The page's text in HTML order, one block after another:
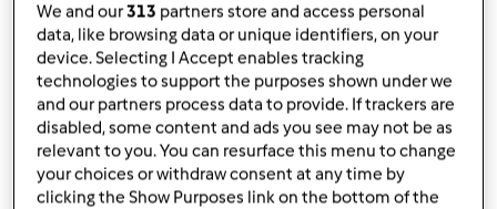
przezakunia
opublikowany: 23/12/12
zmieniono dnia: 27/12/12
Dodaj do moich kolekcji
podziel się przepisem
Stwórz wariant
We and our313 partners store and access personal
data, like browsing data or unique identifiers, on your
device. Selecting I Accept enables tracking
technologies to support the purposes shown under we
and our partners process data to provide. If trackers are
disabled, some content and ads you see may not be as
relevant to you. You can resurface this menu to change
your choices or withdraw consent at any time by
clicking the Show Purposes link on the bottom of the